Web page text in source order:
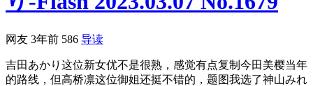
网友 3年前 586 导读
吉田あかり这位新女优不是很熟，感觉有点复制今田美樱当年
的路线，但高桥凛这位御姐还挺不错的，题图我选了神山みれ